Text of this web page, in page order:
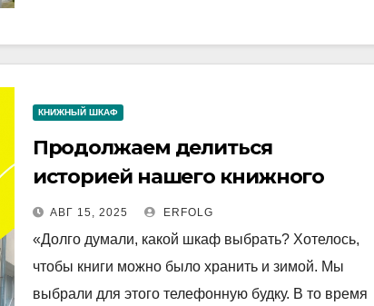
КНИЖНЫЙ ШКАФ
Продолжаем делиться
историей нашего книжного
шкафа! Сегодня — фрагмент из
интервью с Ольгой Ессе, в
котором она рассказывает, как
всё началось и как в роли
АВГ 15, 2025 ERFOLG
«Долго думали, какой шкаф выбрать? Хотелось,
чтобы книги можно было хранить и зимой. Мы
выбрали для этого телефонную будку. В то время